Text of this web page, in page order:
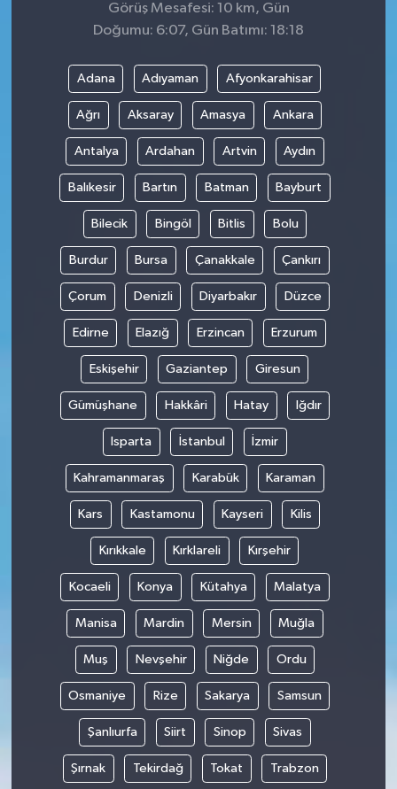
Görüş Mesafesi: 10 km, Gün
Doğumu: 6:07, Gün Batımı: 18:18
Adana Adıyaman Afyonkarahisar
Ağrı Aksaray Amasya Ankara
Antalya Ardahan Artvin Aydın
Balıkesir Bartın Batman Bayburt
Bilecik Bingöl Bitlis Bolu
Burdur Bursa Çanakkale Çankırı
Çorum Denizli Diyarbakır Düzce
Edirne Elazığ Erzincan Erzurum
Eskişehir Gaziantep Giresun
Gümüşhane Hakkâri Hatay Iğdır
Isparta İstanbul İzmir
Kahramanmaraş Karabük Karaman
Kars Kastamonu Kayseri Kilis
Kırıkkale Kırklareli Kırşehir
Kocaeli Konya Kütahya Malatya
Manisa Mardin Mersin Muğla
Muş Nevşehir Niğde Ordu
Osmaniye Rize Sakarya Samsun
Şanlıurfa Siirt Sinop Sivas
Şırnak Tekirdağ Tokat Trabzon